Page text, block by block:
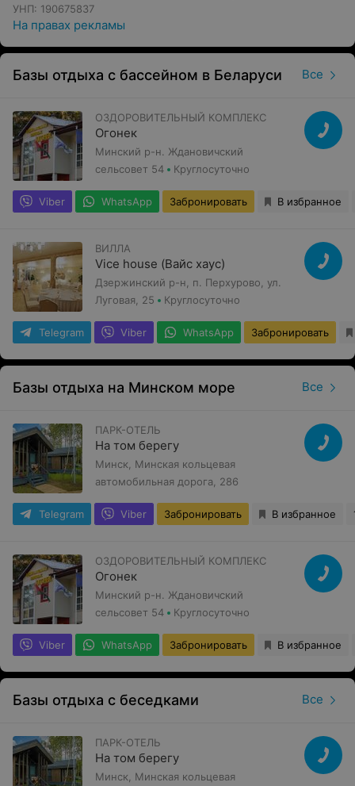
УНП: 190675837
На правах рекламы
Базы отдыха с бассейном в Беларуси Все
ОЗДОРОВИТЕЛЬНЫЙ КОМПЛЕКС
Огонек
Минский р-н. Ждановичский
сельсовет 54
Круглосуточно
Viber WhatsApp Забронировать В избранное
ВИЛЛА
Vice house (Вайс хаус)
Дзержинский р-н, п. Перхурово, ул.
Луговая, 25
Круглосуточно
Telegram Viber WhatsApp Забронировать
Базы отдыха на Минском море Все
ПАРК-ОТЕЛЬ
На том берегу
Минск, Минская кольцевая
автомобильная дорога, 286
Telegram Viber Забронировать В избранное
ОЗДОРОВИТЕЛЬНЫЙ КОМПЛЕКС
Огонек
Минский р-н. Ждановичский
сельсовет 54
Круглосуточно
Viber WhatsApp Забронировать В избранное
Базы отдыха с беседками Все
ПАРК-ОТЕЛЬ
На том берегу
Минск, Минская кольцевая